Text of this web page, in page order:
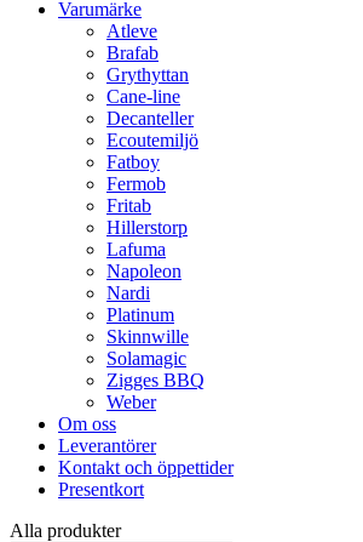
Varumärke
Atleve
Brafab
Grythyttan
Cane-line
Decanteller
Ecoutemiljö
Fatboy
Fermob
Fritab
Hillerstorp
Lafuma
Napoleon
Nardi
Platinum
Skinnwille
Solamagic
Zigges BBQ
Weber
Om oss
Leverantörer
Kontakt och öppettider
Presentkort
Alla produkter